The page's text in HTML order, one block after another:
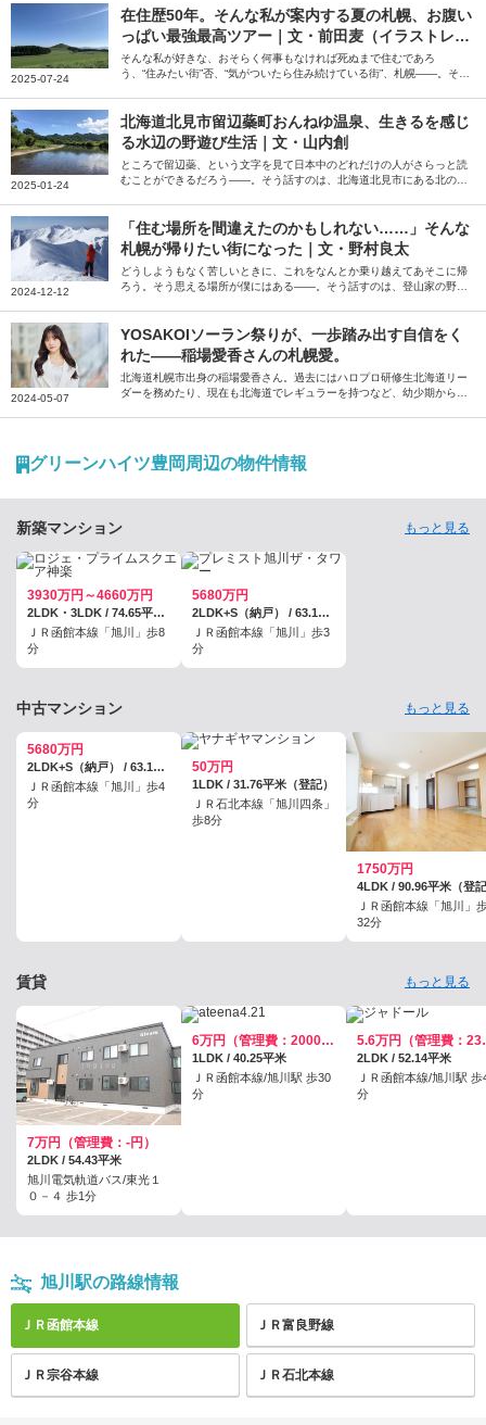
2025-07-24
在住歴50年。そんな私が案内する夏の札幌、お腹い
っぱい最強最高ツアー｜文・前田麦（イラストレー
ター）
そんな私が好きな、おそらく何事もなければ死ぬまで住むであろ
う、“住みたい街”否、“気がついたら住み続けている街”、札幌――。そう
してくれました。
2025-01-24
北海道北見市留辺蘂町おんねゆ温泉、生きるを感じ
る水辺の野遊び生活｜文・山内創
ところで留辺蘂、という文字を見て日本中のどれだけの人がさらっと読
むことができるだろう――。そう話すのは、北海道北見市にある北の大
蘂（るべしべ）町を起点とした野遊び生活について綴っていただきまし
た。
2024-12-12
「住む場所を間違えたのかもしれない……」そんな
札幌が帰りたい街になった｜文・野村良太
どうしようもなく苦しいときに、これをなんとか乗り越えてあそこに帰
ろう。そう思える場所が僕にはある――。そう話すのは、登山家の野村
い」と思うようになった街への思いを綴っていただきました。
2024-05-07
YOSAKOIソーラン祭りが、一歩踏み出す自信をく
れた――稲場愛香さんの札幌愛。
北海道札幌市出身の稲場愛香さん。過去にはハロプロ研修生北海道リー
ダーを務めたり、現在も北海道でレギュラーを持つなど、幼少期から現
グリーンハイツ豊岡周辺の物件情報
新築マンション もっと見る
3930万円～4660万円
2LDK・3LDK / 74.65平米～89.65平米
ＪＲ函館本線「旭川」歩8
分
5680万円
2LDK+S（納戸） / 63.1平米（登記）
ＪＲ函館本線「旭川」歩3
分
中古マンション もっと見る
5680万円
2LDK+S（納戸） / 63.1平米（壁芯）
ＪＲ函館本線「旭川」歩4
分
50万円
1LDK / 31.76平米（登記）
ＪＲ石北本線「旭川四条」
歩8分
1750万円
4LDK / 90.96平米（登
ＪＲ函館本線「旭川」
32分
賃貸 もっと見る
7万円（管理費：-円）
2LDK / 54.43平米
旭川電気軌道バス/東光１
０－４ 歩1分
6万円（管理費：2000円）
1LDK / 40.25平米
ＪＲ函館本線/旭川駅 歩30
分
5.6
2LDK / 52.14平米
ＪＲ函館本線/旭川駅 歩
分
旭川駅の路線情報
ＪＲ函館本線 ＪＲ富良野線
ＪＲ宗谷本線 ＪＲ石北本線